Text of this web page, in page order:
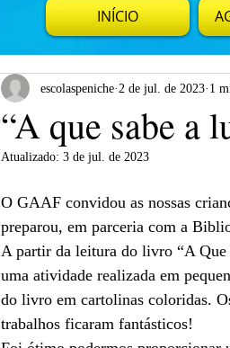
INÍCIO
“A que sabe a
escolaspeniche 2 de jul. de 2023 1
Atualizado: 3 de jul. de 2023
O GAAF convidou as nossas
preparou, em parceria com a
A partir da leitura do livro “A Que
uma atividade realizada em
do livro em cartolinas coloridas.
trabalhos ficaram fantásticos!